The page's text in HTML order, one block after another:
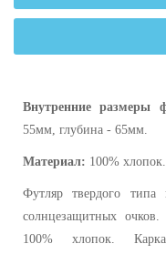
Внутренние размеры
55мм, глубина - 65мм.
Материал: 100% хлопок.
Футляр твердого типа
солнцезащитных
100% хлопок.